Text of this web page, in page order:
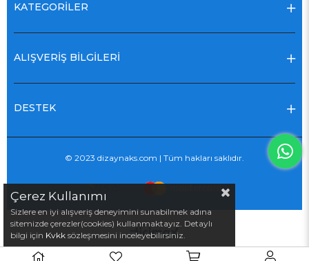
KATEGORİLER
ALIŞVERİŞ BİLGİLERİ
DESTEK
© 2023 dizaynaks.com | Tüm hakları saklıdır.
Çerez Kullanımı
Sizlere en iyi alışveriş deneyimini sunabilmek adına
sitemizde çerezler(cookies) kullanmaktayız. Detaylı
bilgi için Kvkk sözleşmesini inceleyebilirsiniz.